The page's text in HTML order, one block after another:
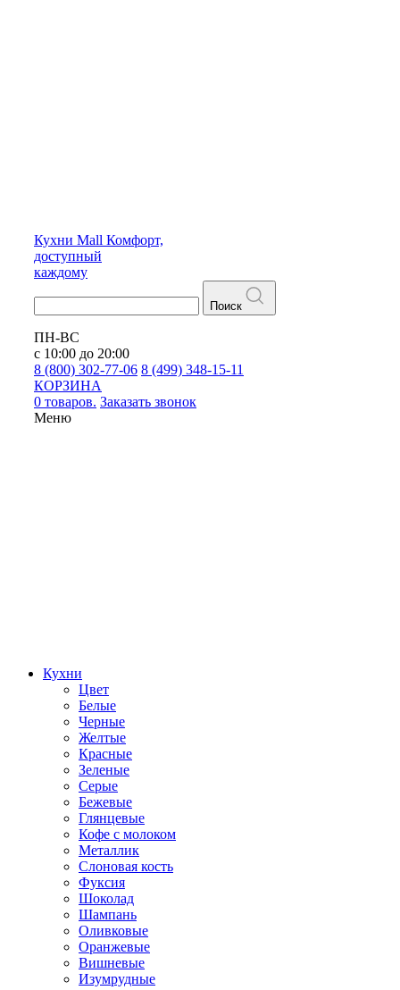
Кухни Mall Комфорт,
доступный
каждому
Поиск
ПН-ВС
с 10:00 до 20:00
8 (800) 302-77-06 8 (499) 348-15-11
КОРЗИНА
0 товаров. Заказать звонок
Меню
Кухни
Цвет
Белые
Черные
Желтые
Красные
Зеленые
Серые
Бежевые
Глянцевые
Кофе с молоком
Металлик
Слоновая кость
Фуксия
Шоколад
Шампань
Оливковые
Оранжевые
Вишневые
Изумрудные